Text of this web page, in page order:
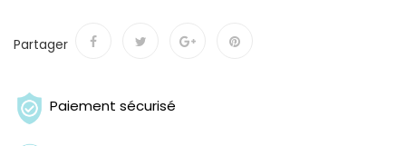
Partager
Paiement sécurisé